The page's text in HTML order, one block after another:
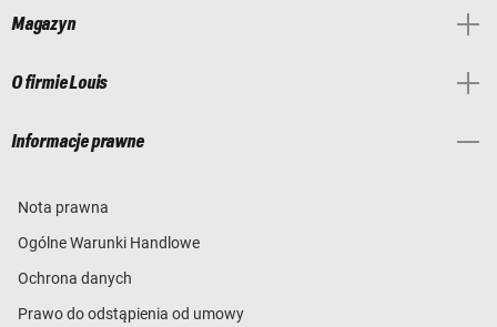
Magazyn
O firmie Louis
Informacje prawne
Nota prawna
Ogólne Warunki Handlowe
Ochrona danych
Prawo do odstąpienia od umowy